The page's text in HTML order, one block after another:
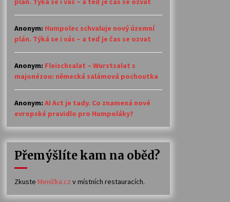
Anonym: Humpolec schvaluje nový územní
plán. Týká se i vás – a teď je čas se ozvat
Anonym: Fleischsalat – Wurstsalat s
majonézou: německá salámová pochoutka
Anonym: AI Act je tady. Co znamená nové
evropské pravidlo pro Humpoláky?
Přemýšlíte kam na oběd?
Zkuste Meníčka.cz v místních restauracích.